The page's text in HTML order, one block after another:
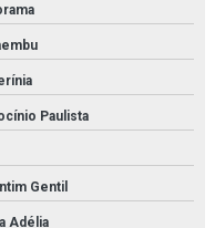
Paulista
Gentil
Adélia